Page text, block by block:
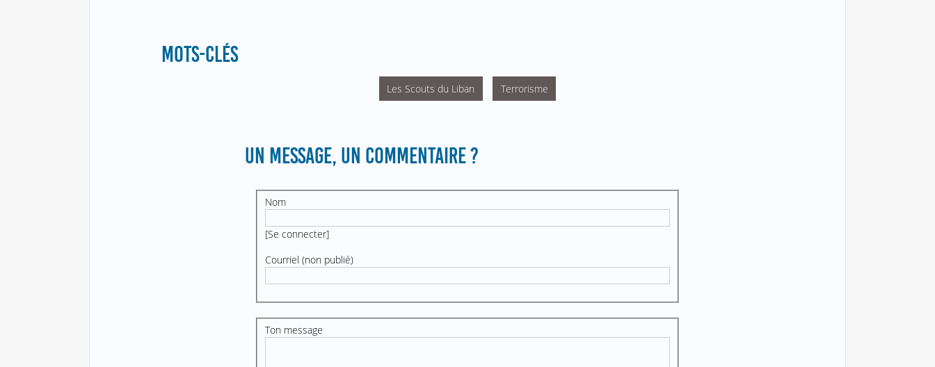
MOTS-CLÉS
Les Scouts du Liban Terrorisme
UN MESSAGE, UN COMMENTAIRE ?
Nom
[Se connecter]
Courriel (non publié)
Ton message